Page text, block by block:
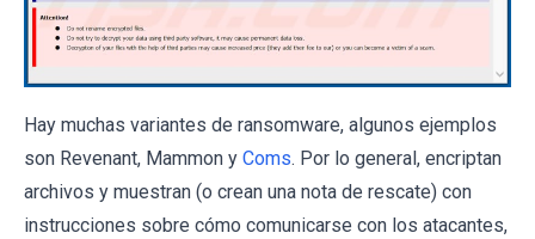
Hay muchas variantes de ransomware, algunos ejemplos
son Revenant, Mammon y Coms. Por lo general, encriptan
archivos y muestran (o crean una nota de rescate) con
instrucciones sobre cómo comunicarse con los atacantes,